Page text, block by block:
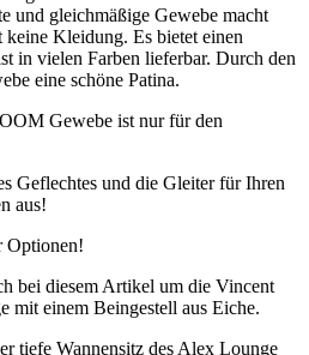
und gleichmäßige Gewebe macht
Kleidung. Es bietet einen
in vielen Farben lieferbar. Durch den
eine schöne Patina.
Gewebe ist nur für den
Geflechtes und die Gleiter für Ihren
aus!
Optionen!
bei diesem Artikel um die Vincent
mit einem Beingestell aus Eiche.
tiefe Wannensitz des Alex Lounge